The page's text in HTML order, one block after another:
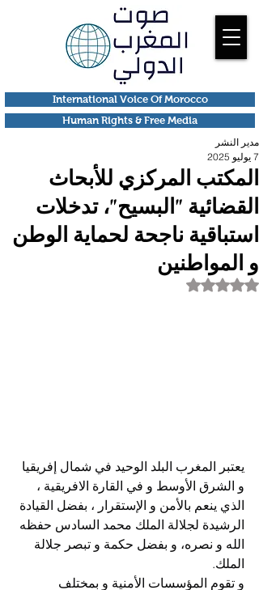
Human Rights & Free Media
International Voice Of Morocco
المكتب المركزي للأبحاث
القضائية "البسيح"، تدخلات
استباقية ناجحة لحماية الوطن
و المواطنين
مدير النشر
7 يوليو 2025
تم التقييم بـ ليس رقمًا من أصل 5 نجوم.
يعتبر المغرب البلد الوحيد في شمال إفريقيا
و الشرق الأوسط و في القارة الافريقية ،
الذي ينعم بالأمن و الإستقرار ، بفضل القيادة
الرشيدة لجلالة الملك محمد السادس حفظه
الله و نصره، و بفضل حكمة و تبصر جلالة
الملك.
و تقوم المؤسسات الأمنية و بمختلف